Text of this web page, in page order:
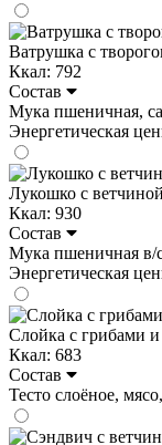
Ватрушка с
Ккал: 792
Состав
Мука пшеничная,
Энергетическая
Лукошко с
Ккал: 930
Состав
Мука пшеничная в/
Энергетическая
Слойка с грибами
Ккал: 683
Состав
Тесто слоёное,